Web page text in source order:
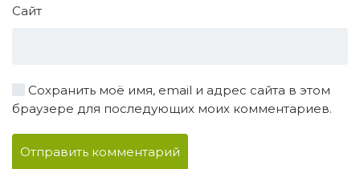
Сайт
Сохранить моё имя, email и адрес сайта в этом
браузере для последующих моих комментариев.
Отправить комментарий